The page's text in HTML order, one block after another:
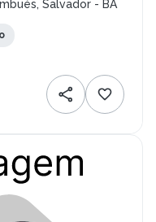
Salvador - BA